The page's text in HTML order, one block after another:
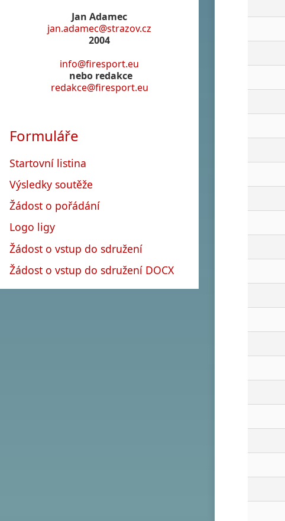
Jan Adamec
jan.adamec@strazov.cz
2004
info@firesport.eu
nebo redakce
redakce@firesport.eu
Formuláře
Startovní listina
Výsledky soutěže
Žádost o pořádání
Logo ligy
Žádost o vstup do sdružení
Žádost o vstup do sdružení DOCX